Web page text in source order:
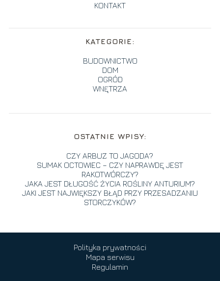
KONTAKT
KATEGORIE:
BUDOWNICTWO
DOM
OGRÓD
WNĘTRZA
OSTATNIE WPISY:
CZY ARBUZ TO JAGODA?
SUMAK OCTOWIEC – CZY NAPRAWDĘ JEST
RAKOTWÓRCZY?
JAKA JEST DŁUGOŚĆ ŻYCIA ROŚLINY ANTURIUM?
JAKI JEST NAJWIĘKSZY BŁĄD PRZY PRZESADZANIU
STORCZYKÓW?
Polityka prywatności
Mapa serwisu
Regulamin